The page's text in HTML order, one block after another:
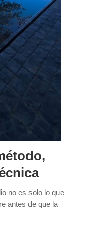
no es solo lo que
antes de que la